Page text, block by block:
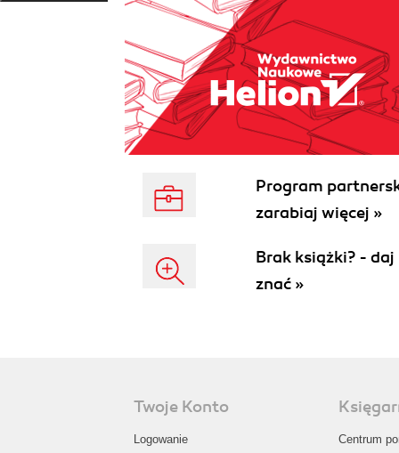
Program
zarabiaj więcej »
Brak książki? - daj
znać »
Twoje Konto
Logowanie
Centrum